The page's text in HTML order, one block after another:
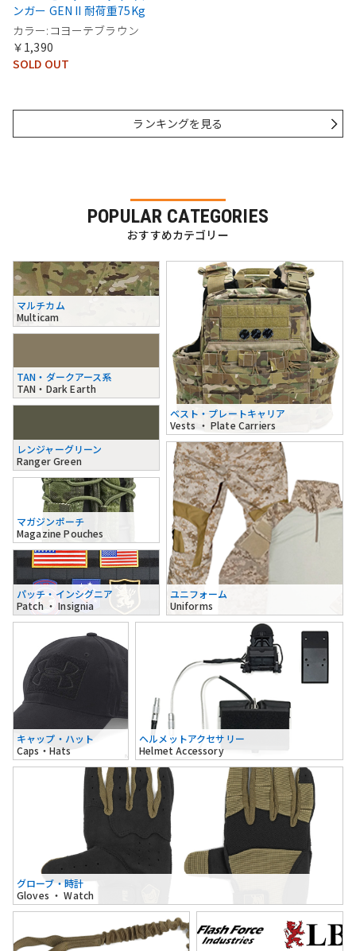
ンガー GEN II 耐荷重75Kg
カラー:コヨーテブラウン
￥1,390
SOLD OUT
ランキングを見る
POPULAR CATEGORIES
おすすめカテゴリー
マルチカム
Multicam
TAN・ダークアース系
TAN・Dark Earth
レンジャーグリーン
Ranger Green
ベスト・プレートキャリア
Vests ・ Plate Carriers
マガジンポーチ
Magazine Pouches
パッチ・インシグニア
Patch ・ Insignia
ユニフォーム
Uniforms
キャップ・ハット
Caps・Hats
ヘルメットアクセサリー
Helmet Accessory
グローブ・時計
Gloves ・ Watch